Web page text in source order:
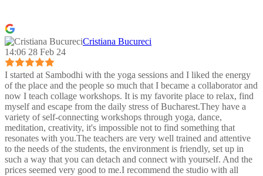
Cristiana Bucureci
14:06 28 Feb 24
I started at Sambodhi with the yoga sessions and I liked the energy
of the place and the people so much that I became a collaborator and
now I teach collage workshops. It is my favorite place to relax, find
myself and escape from the daily stress of Bucharest.They have a
variety of self-connecting workshops through yoga, dance,
meditation, creativity, it's impossible not to find something that
resonates with you.The teachers are very well trained and attentive
to the needs of the students, the environment is friendly, set up in
such a way that you can detach and connect with yourself. And the
prices seemed very good to me.I recommend the studio with all